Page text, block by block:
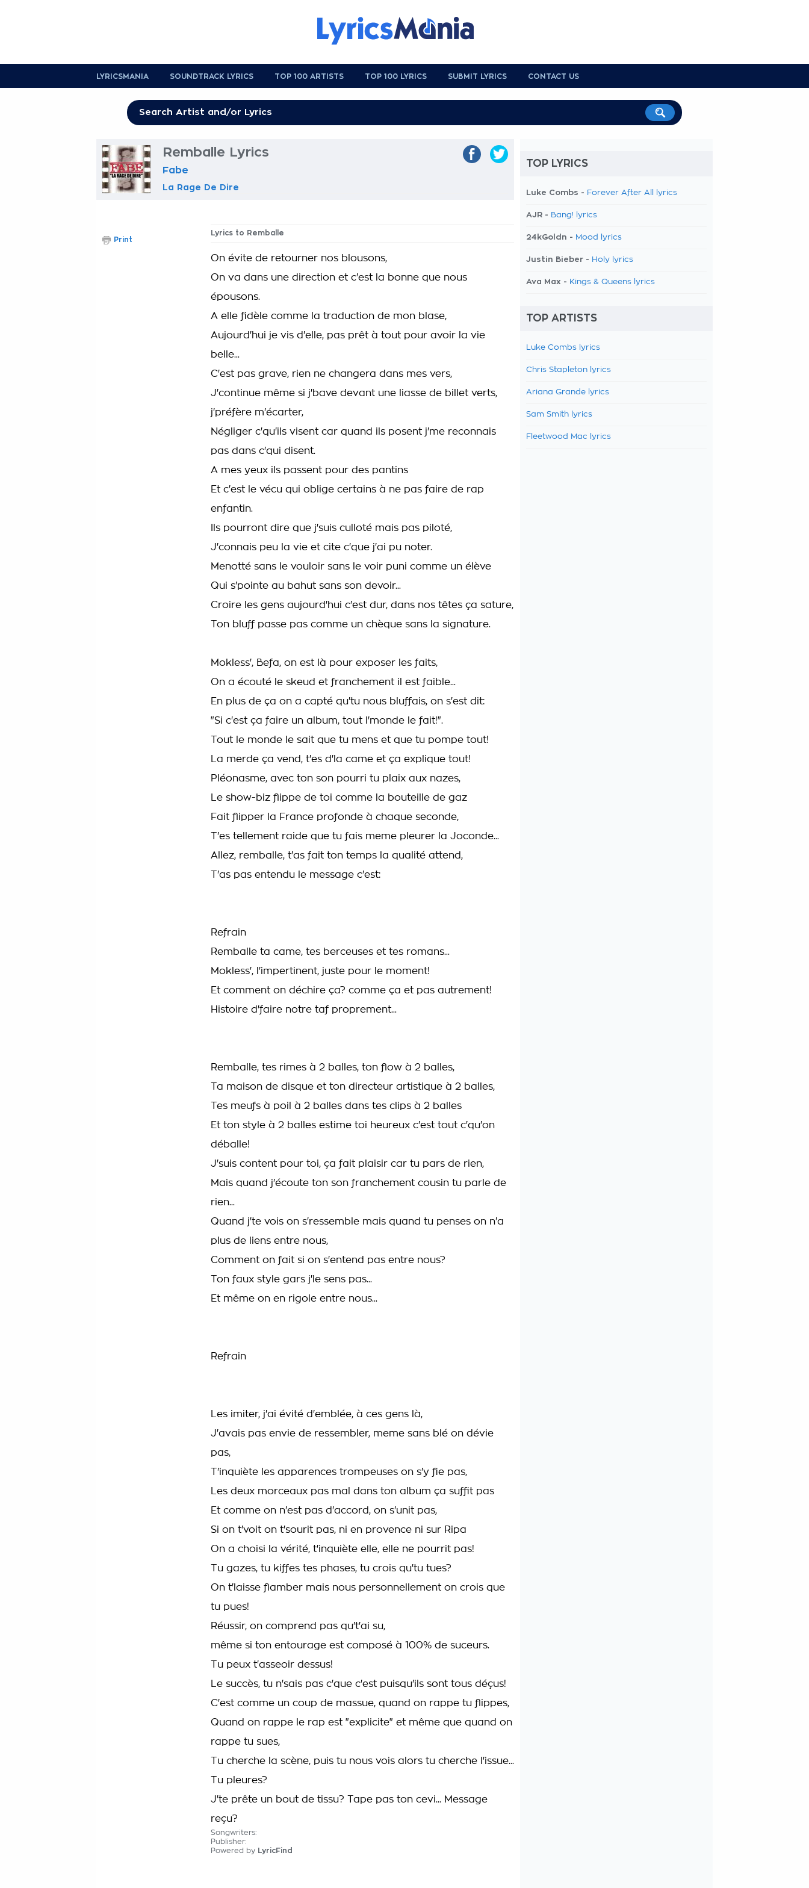
LYRICSMANIA SOUNDTRACK LYRICS TOP 100 ARTISTS TOP 100 LYRICS SUBMIT LYRICS CONTACT US
Remballe Lyrics
Fabe
La Rage De Dire
Lyrics to Remballe
On évite de retourner nos blousons,
On va dans une direction et c'est la bonne que nous
épousons.
A elle fidèle comme la traduction de mon blase,
Aujourd'hui je vis d'elle, pas prêt à tout pour avoir la vie
belle...
C'est pas grave, rien ne changera dans mes vers,
J'continue même si j'bave devant une liasse de billet verts,
j'préfère m'écarter,
Négliger c'qu'ils visent car quand ils posent j'me reconnais
pas dans c'qui disent.
A mes yeux ils passent pour des pantins
Et c'est le vécu qui oblige certains à ne pas faire de rap
enfantin.
Ils pourront dire que j'suis culloté mais pas piloté,
J'connais peu la vie et cite c'que j'ai pu noter.
Menotté sans le vouloir sans le voir puni comme un élève
Qui s'pointe au bahut sans son devoir...
Croire les gens aujourd'hui c'est dur, dans nos têtes ça sature,
Ton bluff passe pas comme un chèque sans la signature.
Mokless', Befa, on est là pour exposer les faits,
On a écouté le skeud et franchement il est faible...
En plus de ça on a capté qu'tu nous bluffais, on s'est dit:
"Si c'est ça faire un album, tout l'monde le fait!".
Tout le monde le sait que tu mens et que tu pompe tout!
La merde ça vend, t'es d'la came et ça explique tout!
Pléonasme, avec ton son pourri tu plaix aux nazes,
Le show-biz flippe de toi comme la bouteille de gaz
Fait flipper la France profonde à chaque seconde,
T'es tellement raide que tu fais meme pleurer la Joconde...
Allez, remballe, t'as fait ton temps la qualité attend,
T'as pas entendu le message c'est:
Refrain
Remballe ta came, tes berceuses et tes romans...
Mokless', l'impertinent, juste pour le moment!
Et comment on déchire ça? comme ça et pas autrement!
Histoire d'faire notre taf proprement...
Remballe, tes rimes à 2 balles, ton flow à 2 balles,
Ta maison de disque et ton directeur artistique à 2 balles,
Tes meufs à poil à 2 balles dans tes clips à 2 balles
Et ton style à 2 balles estime toi heureux c'est tout c'qu'on
déballe!
J'suis content pour toi, ça fait plaisir car tu pars de rien,
Mais quand j'écoute ton son franchement cousin tu parle de
rien...
Quand j'te vois on s'ressemble mais quand tu penses on n'a
plus de liens entre nous,
Comment on fait si on s'entend pas entre nous?
Ton faux style gars j'le sens pas...
Et même on en rigole entre nous...
Refrain
Les imiter, j'ai évité d'emblée, à ces gens là,
J'avais pas envie de ressembler, meme sans blé on dévie
pas,
T'inquiète les apparences trompeuses on s'y fie pas,
Les deux morceaux pas mal dans ton album ça suffit pas
Et comme on n'est pas d'accord, on s'unit pas,
Si on t'voit on t'sourit pas, ni en provence ni sur Ripa
On a choisi la vérité, t'inquiète elle, elle ne pourrit pas!
Tu gazes, tu kiffes tes phases, tu crois qu'tu tues?
On t'laisse flamber mais nous personnellement on crois que
tu pues!
Réussir, on comprend pas qu't'ai su,
même si ton entourage est composé à 100% de suceurs.
Tu peux t'asseoir dessus!
Le succès, tu n'sais pas c'que c'est puisqu'ils sont tous déçus!
C'est comme un coup de massue, quand on rappe tu flippes,
Quand on rappe le rap est "explicite" et même que quand on
rappe tu sues,
Tu cherche la scène, puis tu nous vois alors tu cherche l'issue...
Tu pleures?
J'te prête un bout de tissu? Tape pas ton cevi... Message
reçu?
Songwriters:
Publisher:
Powered by LyricFind
Print
TOP LYRICS
Luke Combs - Forever After All lyrics
AJR - Bang! lyrics
24kGoldn - Mood lyrics
Justin Bieber - Holy lyrics
Ava Max - Kings & Queens lyrics
TOP ARTISTS
Luke Combs lyrics
Chris Stapleton lyrics
Ariana Grande lyrics
Sam Smith lyrics
Fleetwood Mac lyrics